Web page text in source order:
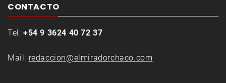
CONTACTO
Tel: +54 9 3624 40 72 37
Mail: redaccion@elmiradorchaco.com